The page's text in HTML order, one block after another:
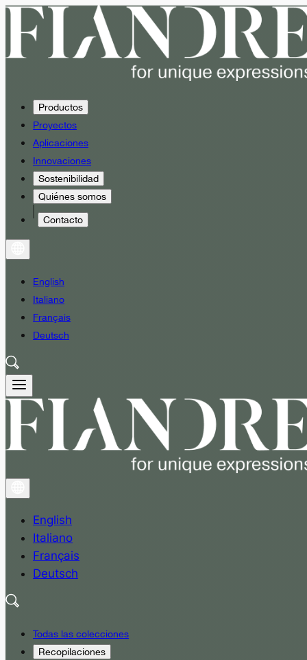
Productos
Proyectos
Aplicaciones
Innovaciones
Sostenibilidad
Quiénes somos
Contacto
English
Italiano
Français
Deutsch
English
Italiano
Français
Deutsch
Todas las colecciones
Recopilaciones